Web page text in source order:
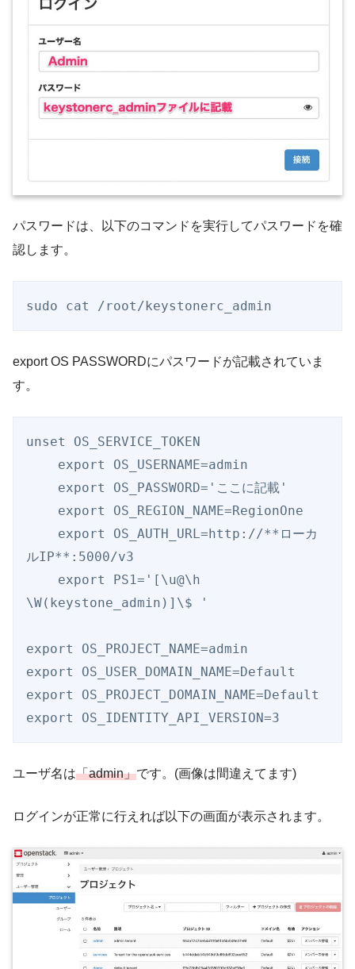
パスワードは、以下のコマンドを実行してパスワードを確
認します。
sudo cat /root/keystonerc_admin
export OS PASSWORDにパスワードが記載されていま
す。
unset OS_SERVICE_TOKEN
ルIP**:5000/v3
\W(keystone_admin)]\$ '
export OS_PROJECT_NAME=admin
export OS_USER_DOMAIN_NAME=Default
export OS_PROJECT_DOMAIN_NAME=Default
export OS_IDENTITY_API_VERSION=3
ユーザ名は「admin」です。(画像は間違えてます)
ログインが正常に行えれば以下の画面が表示されます。